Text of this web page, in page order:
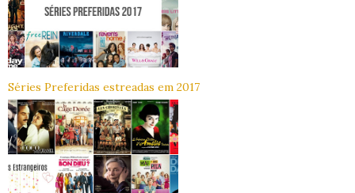
Séries Preferidas estreadas em 2017